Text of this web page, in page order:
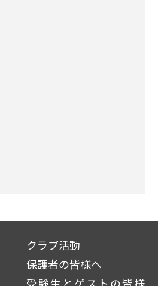
クラブ活動
保護者の皆様へ
受験生とゲストの皆様